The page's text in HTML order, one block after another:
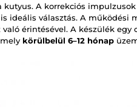
A korrekciós
ideális választás. A működési
érintésével. A készülék egy
körülbelül 6–12 hónap